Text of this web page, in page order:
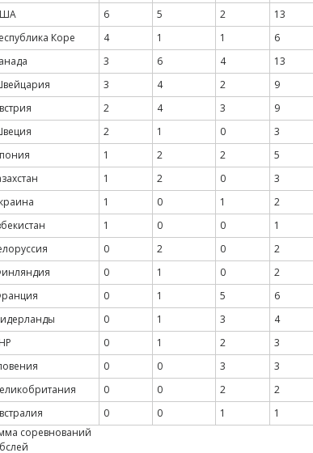
6 5 2
13
Коре 4 1 1
6
3 6 4
13
3 4 2
9
2 4 3
9
2 1 0
3
1 2 2
5
1 2 0
3
1 0 1
2
1 0 0
1
0 2 0
2
0 1 0
2
0 1 5
6
0 1 3
4
0 1 2
3
0 0 3
3
0 0 2
2
0 0 1
1
соревнований